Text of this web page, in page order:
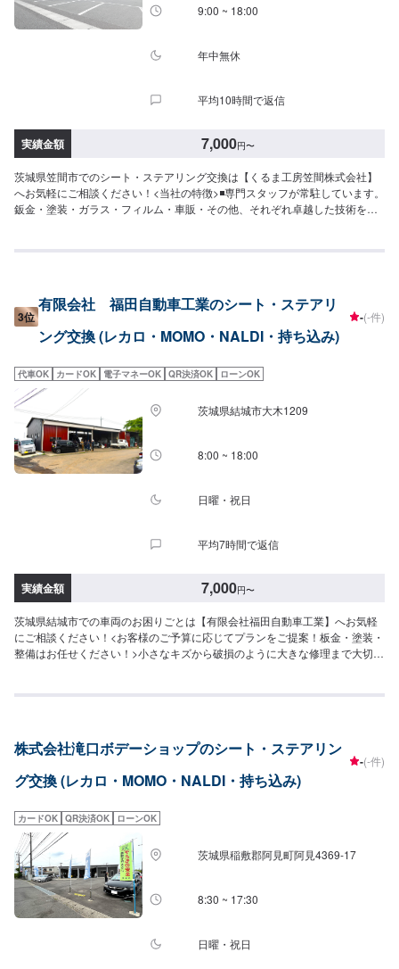
9:00 ~ 18:00
年中無休
平均10時間で返信
実績金額 7,000円〜
茨城県笠間市でのシート・ステアリング交換は【くるま工房笠間株式会社】
へお気軽にご相談ください！<当社の特徴>◾専門スタッフが常駐しています。
鈑金・塗装・ガラス・フィルム・車販・その他、それぞれ卓越した技術をも
を乗っている間は保証します。◾土・日・祝も営業してるのでお客様がお休み
ランをご提案！>★お安く済ませたい…★お時間があまり取れない…などのご
相談もお気軽にどうぞ！【1】オファーにてお問い合わせ【2】お見積り
【3】お見積りにご納得いただければ作業開始【4】仕上がり次第納車-----納
後する場合がございます。予めご了承ください。-----代車について-----代車を
ご用意しています。お車の作業中は代車をご利用ください。※代車の燃料代は
お客様にご負担いただいております。-----ご来店時の注意、受付方法-----入庫
の際はお気をつけてお越しください。駐車スペースは事務所前の空いている
スペースに駐車してください。受付はスタッフへ「メンテモで予約しまし
た」とお伝えください。ご案内いたします。【定休日・営業時間】定休日：
年中無休（大型連休のみ休み）営業時間：9:00~18:00
3位
有限会社 福田自動車工業のシート・ステアリ
ング交換 (レカロ・MOMO・NALDI・持ち込み)
-(-件)
代車OK カードOK 電子マネーOK QR決済OK ローンOK
茨城県結城市大木1209
8:00 ~ 18:00
日曜・祝日
平均7時間で返信
実績金額 7,000円〜
茨城県結城市での車両のお困りごとは【有限会社福田自動車工業】へお気軽
にご相談ください！<お客様のご予算に応じてプランをご提案！板金・塗装・
整備はお任せください！>小さなキズから破損のように大きな修理まで大切な
きし、最適な施工方法をご提案しますので、お気軽にお問い合わせ下さい。
～4日程度で納車となります。(要相談)納期は前後する場合がございます。予
めご了承ください。-----代車について-----代車をご用意しています。お車の作
業中は代車をご利用ください。※代車の燃料代はお客様にご負担いただいてお
ださい。駐車スペースは事務所前の空いているスペースに駐車してくださ
い。受付はスタッフへ「メンテモで予約しました」とお伝えください。ご案
内いたします。【定休日・営業時間】定休日：日曜、祝日営業時間：
8:00~18:00
株式会社滝口ボデーショップのシート・ステアリン
グ交換 (レカロ・MOMO・NALDI・持ち込み)
-(-件)
カードOK QR決済OK ローンOK
茨城県稲敷郡阿見町阿見4369-17
8:30 ~ 17:30
日曜・祝日